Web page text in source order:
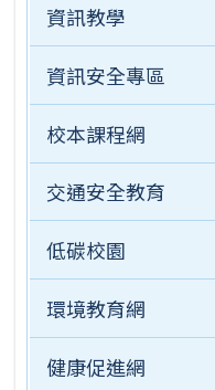
資訊教學
資訊安全專區
校本課程網
交通安全教育
低碳校園
環境教育網
健康促進網